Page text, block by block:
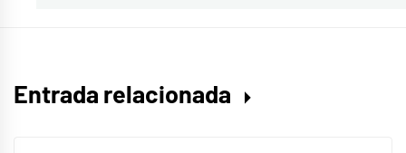
Entrada relacionada